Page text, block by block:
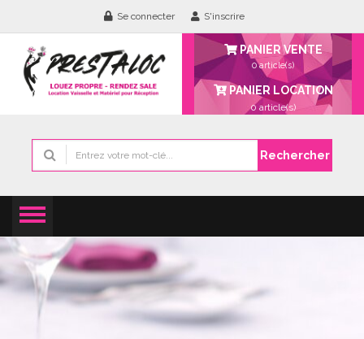
Se connecter S'inscrire
PANIER VENTE
0 article(s)
PANIER LOCATION
0 article(s)
Rechercher